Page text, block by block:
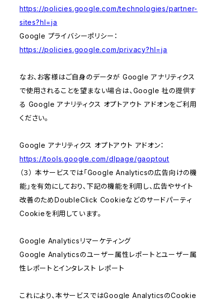
https://policies.google.com/technologies/partner-
sites?hl=ja
Google プライバシーポリシー：
https://policies.google.com/privacy?hl=ja
なお、お客様はご自身のデータが Google アナリティクス
で使用されることを望まない場合は、Google 社の提供す
る Google アナリティクス オプトアウト アドオンをご利用
ください。
Google アナリティクス オプトアウト アドオン：
https://tools.google.com/dlpage/gaoptout
（３） 本サービスでは「Google Analyticsの広告向けの機
能」を有効にしており、下記の機能を利用し、広告やサイト
改善のためDoubleClick Cookieなどのサードパーティ
Cookieを利用しています。
Google Analyticsリマーケティング
Google Analyticsのユーザー属性レポートとユーザー属
性レポートとインタレスト レポート
これにより、本サービスではGoogle AnalyticsのCookie